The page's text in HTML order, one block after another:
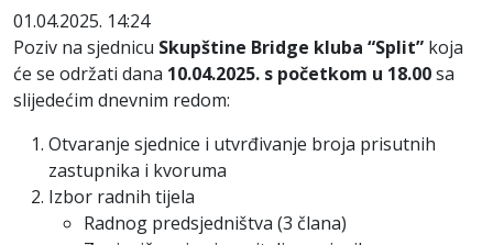
01.04.2025. 14:24
Poziv na sjednicu Skupštine Bridge kluba “Split” koja
će se održati dana 10.04.2025. s početkom u 18.00sa
slijedećim dnevnim redom:
Otvaranje sjednice i utvrđivanje broja prisutnih
zastupnika i kvoruma
Izbor radnih tijela
Radnog predsjedništva (3 člana)